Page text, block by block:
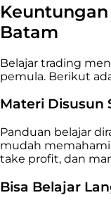
Batam
Belajar trading
pemula. Berikut
Materi Disusun
Panduan belajar
mudah
take profit, dan
Bisa Belajar